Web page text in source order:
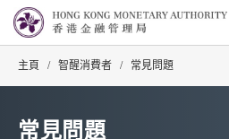
主頁 / 智醒消費者 / 常見問題
常見問題